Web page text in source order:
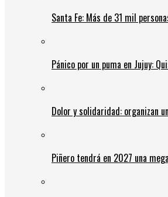
Santa Fe: Más de 31 mil
Pánico por un puma en Jujuy:
Dolor y solidaridad: organizan
Piñero tendrá en 2027 una